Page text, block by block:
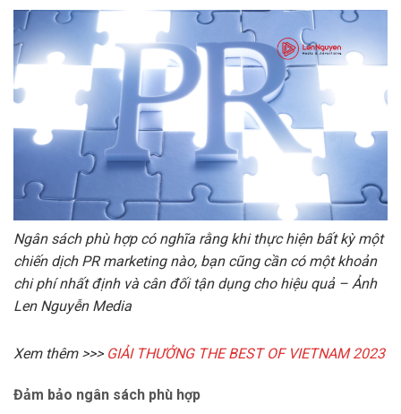
Ngân sách phù hợp có nghĩa rằng khi thực hiện bất kỳ một
chiến dịch PR marketing nào, bạn cũng cần có một khoản
chi phí nhất định và cân đối tận dụng cho hiệu quả – Ảnh
Len Nguyễn Media
Xem thêm >>> GIẢI THƯỞNG THE BEST OF VIETNAM 2023
Đảm bảo ngân sách phù hợp